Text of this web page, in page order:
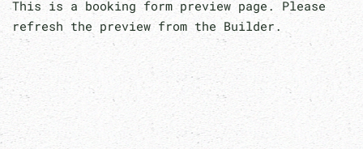
This is a booking form preview page. Please
refresh the preview from the Builder.